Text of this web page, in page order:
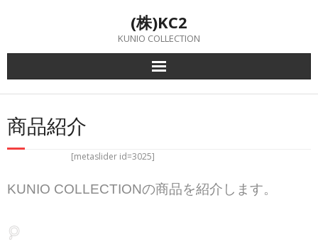
(株)KC2
KUNIO COLLECTION
商品紹介
[metaslider id=3025]
KUNIO COLLECTIONの商品を紹介します。